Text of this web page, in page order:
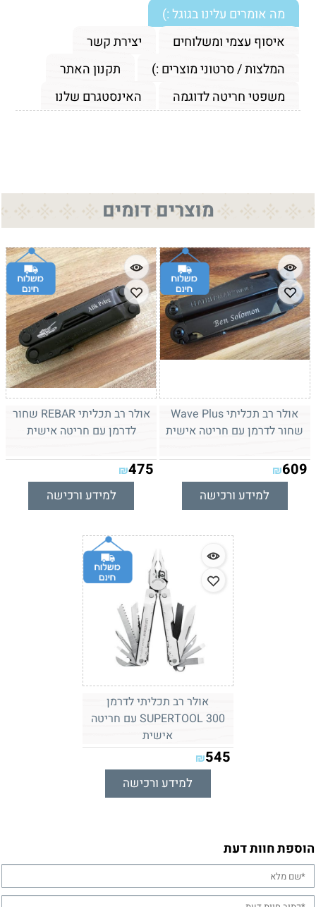
מה אומרים עלינו בגוגל :)
איסוף עצמי ומשלוחים
יצירת קשר
המלצות / סרטוני מוצרים :)
תקנון האתר
משפטי חריטה לדוגמה
האינסטגרם שלנו
מוצרים דומים
אולר רב תכליתי Wave Plus
שחור לדרמן עם חריטה אישית
₪609
למידע ורכישה
אולר רב תכליתי REBAR שחור
לדרמן עם חריטה אישית
₪475
למידע ורכישה
אולר רב תכליתי לדרמן
SUPERTOOL 300 עם חריטה
אישית
₪545
למידע ורכישה
הוספת חוות דעת